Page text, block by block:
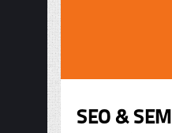
SEO & SEM